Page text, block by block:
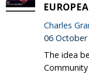
Charles
06 October
The idea